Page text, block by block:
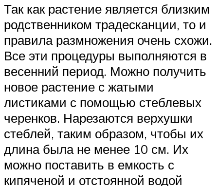
Так как растение является близким
родственником традесканции, то и
правила размножения очень схожи.
Все эти процедуры выполняются в
весенний период. Можно получить
новое растение с жатыми
листиками с помощью стеблевых
черенков. Нарезаются верхушки
стеблей, таким образом, чтобы их
длина была не менее 10 см. Их
можно поставить в емкость с
кипяченой и отстоянной водой